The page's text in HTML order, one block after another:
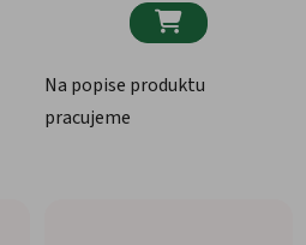

Na popise produktu
pracujeme